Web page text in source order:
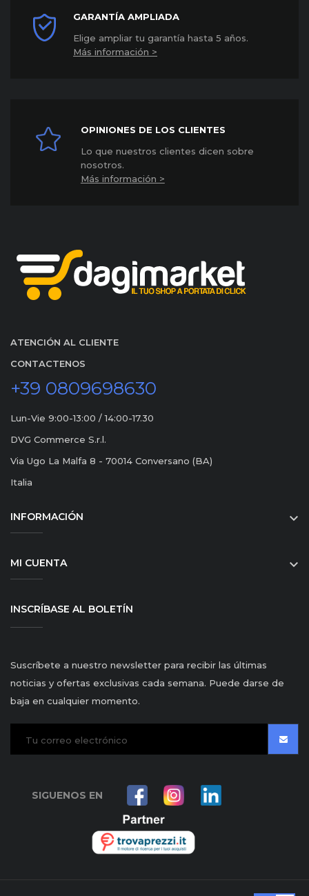
GARANTÍA AMPLIADA
Elige ampliar tu garantía hasta 5 años.
Más información >
OPINIONES DE LOS CLIENTES
Lo que nuestros clientes dicen sobre
nosotros.
Más información >
ATENCIÓN AL CLIENTE
CONTACTENOS
+39 0809698630
Lun-Vie 9:00-13:00 / 14:00-17.30
DVG Commerce S.r.l.
Via Ugo La Malfa 8 - 70014 Conversano (BA)
Italia
INFORMACIÓN 
MI CUENTA 
INSCRÍBASE AL BOLETÍN
Suscríbete a nuestro newsletter para recibir las últimas
noticias y ofertas exclusivas cada semana. Puede darse de
baja en cualquier momento.
SIGUENOS EN